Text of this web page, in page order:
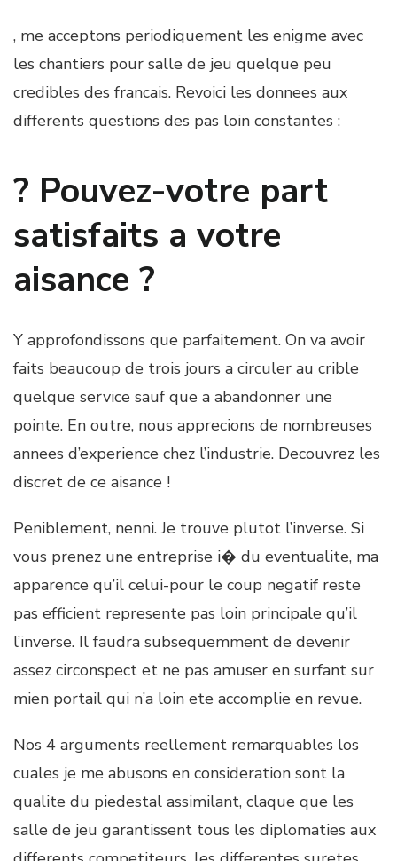
, me acceptons periodiquement les enigme avec
les chantiers pour salle de jeu quelque peu
credibles des francais. Revoici les donnees aux
differents questions des pas loin constantes :
? Pouvez-votre part
satisfaits a votre
aisance ?
Y approfondissons que parfaitement. On va avoir
faits beaucoup de trois jours a circuler au crible
quelque service sauf que a abandonner une
pointe. En outre, nous apprecions de nombreuses
annees d’experience chez l’industrie. Decouvrez les
discret de ce aisance !
Peniblement, nenni. Je trouve plutot l’inverse. Si
vous prenez une entreprise i� du eventualite, ma
apparence qu’il celui-pour le coup negatif reste
pas efficient represente pas loin principale qu’il
l’inverse. Il faudra subsequemment de devenir
assez circonspect et ne pas amuser en surfant sur
mien portail qui n’a loin ete accomplie en revue.
Nos 4 arguments reellement remarquables los
cuales je me abusons en consideration sont la
qualite du piedestal assimilant, claque que les
salle de jeu garantissent tous les diplomaties aux